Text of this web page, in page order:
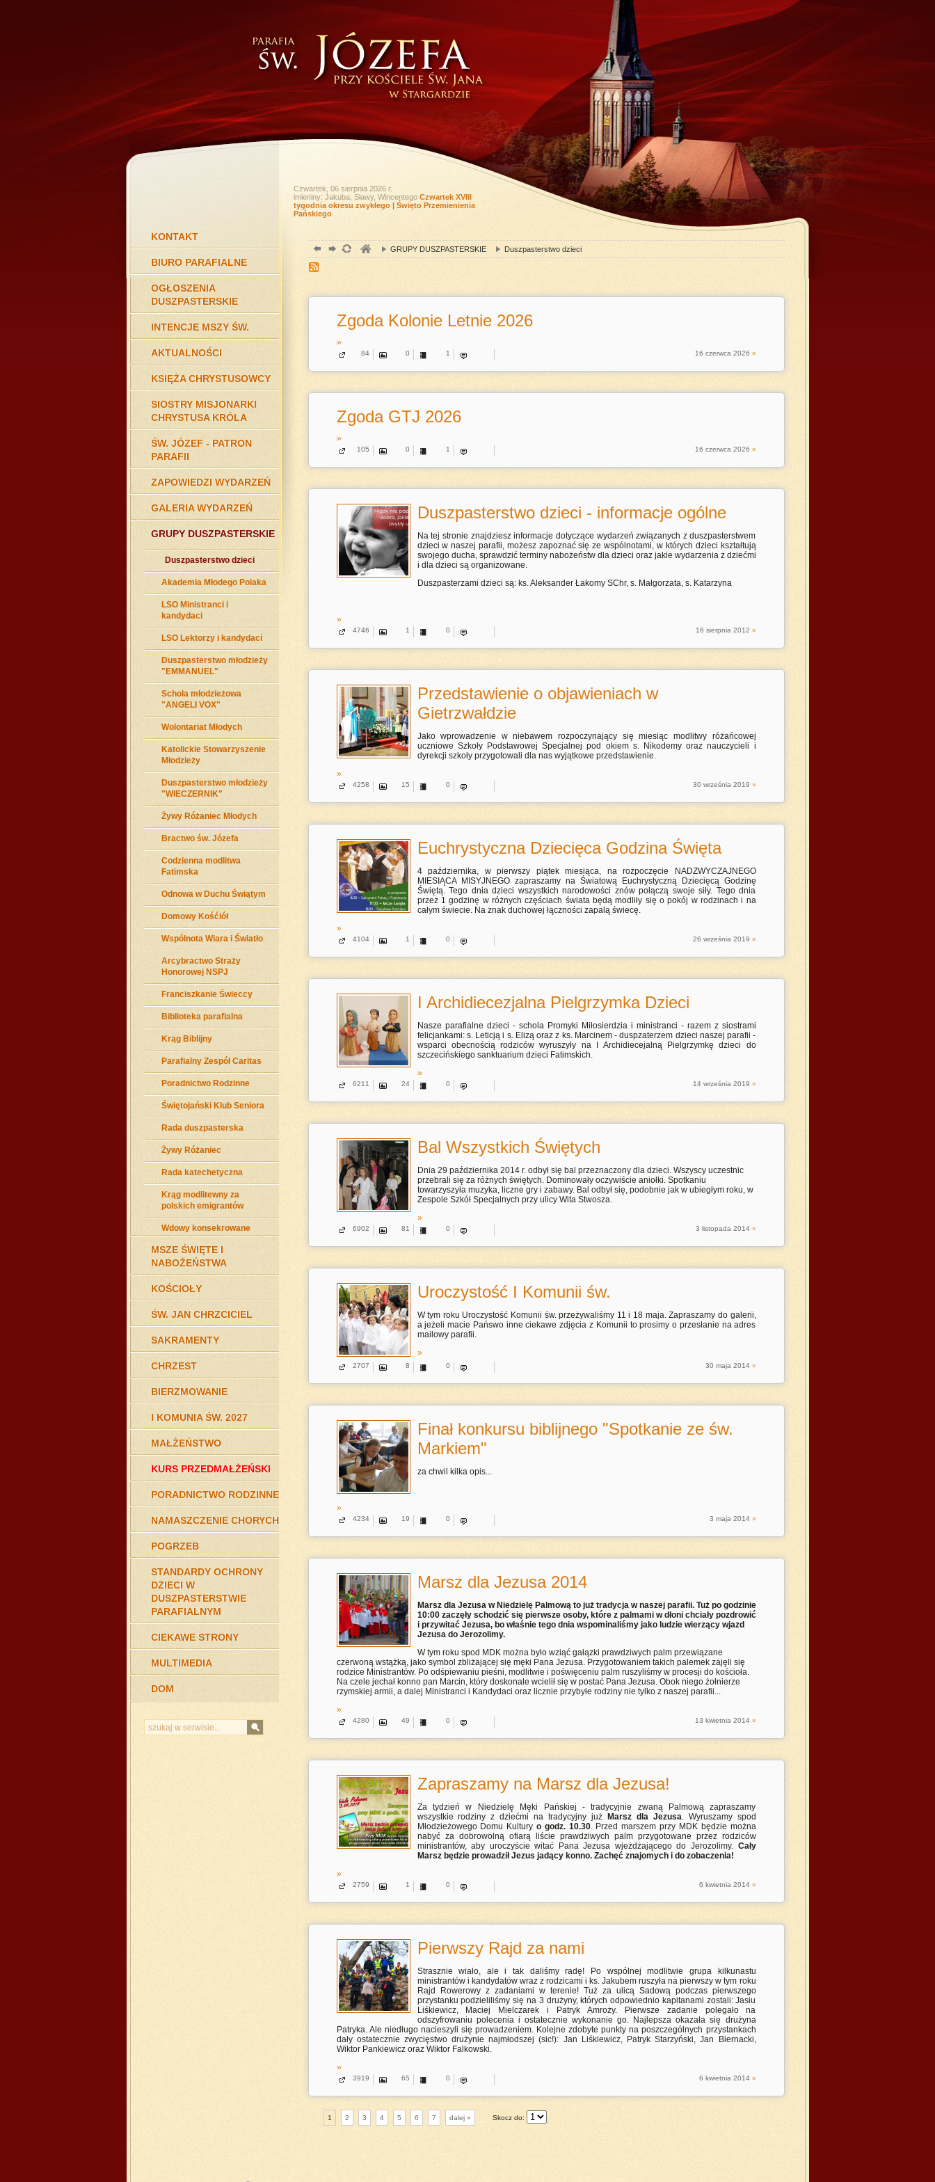
Czwartek, 06 sierpnia 2026 r.
imieniny: Jakuba, Sławy, Wincentego Czwartek XVIII
tygodnia okresu zwykłego | Święto Przemienienia
Pańskiego
KONTAKT
BIURO PARAFIALNE
OGŁOSZENIA
DUSZPASTERSKIE
INTENCJE MSZY ŚW.
AKTUALNOŚCI
KSIĘŻA CHRYSTUSOWCY
SIOSTRY MISJONARKI
CHRYSTUSA KRÓLA
ŚW. JÓZEF - PATRON
PARAFII
ZAPOWIEDZI WYDARZEŃ
GALERIA WYDARZEŃ
GRUPY DUSZPASTERSKIE
Duszpasterstwo dzieci
Akademia Młodego Polaka
LSO Ministranci i
kandydaci
LSO Lektorzy i kandydaci
Duszpasterstwo młodzieży
"EMMANUEL"
Schola młodzieżowa
"ANGELI VOX"
Wolontariat Młodych
Katolickie Stowarzyszenie
Młodzieży
Duszpasterstwo młodzieży
"WIECZERNIK"
Żywy Różaniec Młodych
Bractwo św. Józefa
Codzienna modlitwa
Fatimska
Odnowa w Duchu Świątym
Domowy Kośćiół
Wspólnota Wiara i Światło
Arcybractwo Straży
Honorowej NSPJ
Franciszkanie Świeccy
Biblioteka parafialna
Krąg Biblijny
Parafialny Zespół Caritas
Poradnictwo Rodzinne
Świętojański Klub Seniora
Rada duszpasterska
Żywy Różaniec
Rada katechetyczna
Krąg modlitewny za
polskich emigrantów
Wdowy konsekrowane
MSZE ŚWIĘTE I
NABOŻEŃSTWA
KOŚCIOŁY
ŚW. JAN CHRZCICIEL
SAKRAMENTY
CHRZEST
BIERZMOWANIE
I KOMUNIA ŚW. 2027
MAŁŻEŃSTWO
KURS PRZEDMAŁŻEŃSKI
PORADNICTWO RODZINNE
NAMASZCZENIE CHORYCH
POGRZEB
STANDARDY OCHRONY
DZIECI W
DUSZPASTERSTWIE
PARAFIALNYM
CIEKAWE STRONY
MULTIMEDIA
DOM
GRUPY DUSZPASTERSKIE Duszpasterstwo dzieci
Zgoda Kolonie Letnie 2026
»
84 0 1 16 czerwca 2026 »
Zgoda GTJ 2026
»
105 0 1 16 czerwca 2026 »
Duszpasterstwo dzieci - informacje ogólne
Na tej stronie znajdziesz informacje dotyczące wydarzeń związanych z duszpasterstwem
dzieci w naszej parafii, możesz zapoznać się ze wspólnotami, w których dzieci kształtują
swojego ducha, sprawdzić terminy nabożeństw dla dzieci oraz jakie wydarzenia z dziećmi
i dla dzieci są organizowane.
Duszpasterzami dzieci są: ks. Aleksander Łakomy SChr, s. Małgorzata, s. Katarzyna
»
4746 1 0 16 sierpnia 2012 »
Przedstawienie o objawieniach w
Gietrzwałdzie
Jako wprowadzenie w niebawem rozpoczynający się miesiąc modlitwy różańcowej
uczniowe Szkoły Podstawowej Specjalnej pod okiem s. Nikodemy oraz nauczycieli i
dyrekcji szkoły przygotowali dla nas wyjątkowe przedstawienie.
»
4258 15 0 30 września 2019 »
Euchrystyczna Dziecięca Godzina Święta
4 października, w pierwszy piątek miesiąca, na rozpoczęcie NADZWYCZAJNEGO
MIESIĄCA MISYJNEGO zapraszamy na Światową Euchrystyczną Dziecięcą Godzinę
Świętą. Tego dnia dzieci wszystkich narodowości znów połączą swoje siły. Tego dnia
przez 1 godzinę w różnych częściach świata będą modliły się o pokój w rodzinach i na
całym świecie. Na znak duchowej łączności zapalą świecę.
»
4104 1 0 26 września 2019 »
I Archidiecezjalna Pielgrzymka Dzieci
Nasze parafialne dzieci - schola Promyki Miłosierdzia i ministranci - razem z siostrami
felicjankami: s. Leticją i s. Elizą oraz z ks. Marcinem - duspzaterzem dzieci naszej parafii -
wsparci obecnością rodziców wyruszyły na I Archidiecejalną Pielgrzymkę dzieci do
szczecińskiego sanktuarium dzieci Fatimskich.
»
6211 24 0 14 września 2019 »
Bal Wszystkich Świętych
Dnia 29 października 2014 r. odbył się bal przeznaczony dla dzieci. Wszyscy uczestnic
przebrali się za różnych świętych. Dominowały oczywiście aniołki. Spotkaniu
towarzyszyła muzyka, liczne gry i zabawy. Bal odbył się, podobnie jak w ubiegłym roku, w
Zespole Szkół Specjalnych przy ulicy Wita Stwosza.
»
6902 81 0 3 listopada 2014 »
Uroczystość I Komunii św.
W tym roku Uroczystość Komunii św. przeżywaliśmy 11 i 18 maja. Zapraszamy do galerii,
a jeżeli macie Pańswo inne ciekawe zdjęcia z Komunii to prosimy o przesłanie na adres
mailowy parafii.
»
2707 8 0 30 maja 2014 »
Finał konkursu biblijnego "Spotkanie ze św.
Markiem"
za chwil kilka opis...
»
4234 19 0 3 maja 2014 »
Marsz dla Jezusa 2014
Marsz dla Jezusa w Niedzielę Palmową to już tradycja w naszej parafii. Tuż po godzinie
10:00 zaczęły schodzić się pierwsze osoby, które z palmami w dłoni chciały pozdrowić
i przywitać Jezusa, bo właśnie tego dnia wspominaliśmy jako ludzie wierzący wjazd
Jezusa do Jerozolimy.
W tym roku spod MDK można było wziąć gałązki prawdziwych palm przewiązane
czerwoną wstążką, jako symbol zbliżającej się męki Pana Jezusa. Przygotowaniem takich palemek zajęli się
rodzice Ministrantów. Po odśpiewaniu pieśni, modlitwie i poświęceniu palm ruszyliśmy w procesji do kościoła.
Na czele jechał konno pan Marcin, który doskonale wcielił się w postać Pana Jezusa. Obok niego żołnierze
rzymskiej armii, a dalej Ministranci i Kandydaci oraz licznie przybyłe rodziny nie tylko z naszej parafii...
»
4280 49 0 13 kwietnia 2014 »
Zapraszamy na Marsz dla Jezusa!
Za tydzień w Niedzielę Męki Pańskiej - tradycyjnie zwaną Palmową zapraszamy
wszystkie rodziny z dziećmi na tradycyjny jużMarsz dla Jezusa. Wyruszamy spod
Młodzieżowego Domu Kultury o godz. 10.30. Przed marszem przy MDK będzie można
nabyć za dobrowolną ofiarą liście prawdziwych palm przygotowane przez rodziców
ministrantów, aby uroczyście witać Pana Jezusa wjeżdżającego do Jerozolimy.Cały
Marsz będzie prowadził Jezus jadący konno.Zachęć znajomych i do zobaczenia!
»
2759 1 0 6 kwietnia 2014 »
Pierwszy Rajd za nami
Strasznie wiało, ale i tak daliśmy radę! Po wspólnej modlitwie grupa kilkunastu
ministrantów i kandydatów wraz z rodzicami i ks. Jakubem ruszyła na pierwszy w tym roku
Rajd Rowerowy z zadaniami w terenie! Tuż za ulicą Sadową podczas pierwszego
przystanku podzieliliśmy się na 3 drużyny, których odpowiednio kapitanami zostali: Jasiu
Liśkiewicz, Maciej Mielczarek i Patryk Amroży. Pierwsze zadanie polegało na
odszyfrowaniu polecenia i ostatecznie wykonanie go. Najlepsza okazała się drużyna
Patryka. Ale niedługo nacieszyli się prowadzeniem. Kolejne zdobyte punkty na poszczególnych przystankach
dały ostatecznie zwycięstwo drużynie najmłodszej (sic!): Jan Liśkiewicz, Patryk Starzyński, Jan Biernacki,
Wiktor Pankiewicz oraz Wiktor Falkowski.
»
3919 65 0 6 kwietnia 2014 »
1 2 3 4 5 6 7 dalej » Skocz do: